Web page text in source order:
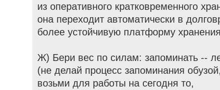
из оперативного кратковременного
она переходит автоматически в
более устойчивую платформу
Ж) Бери вес по силам: запоминать --
(не делай процесс запоминания
возьми для работы на сегодня то,